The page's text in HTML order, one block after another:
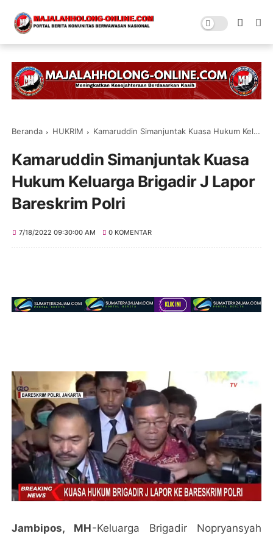
Beranda HUKRIM Kamaruddin Simanjuntak Kuasa Hukum Keluarga Brigadir J Lapor Bareskrim Polri
Kamaruddin Simanjuntak Kuasa
Hukum Keluarga Brigadir J Lapor
Bareskrim Polri
7/18/2022 09:30:00 AM 0 KOMENTAR
Jambipos, MH-Keluarga Brigadir Nopryansyah